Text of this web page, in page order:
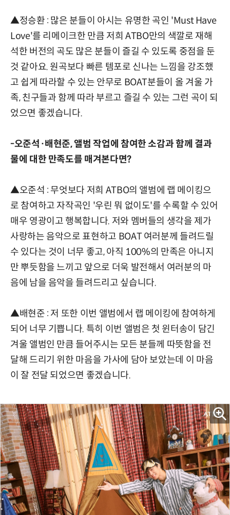
▲정승환 : 많은 분들이 아시는 유명한 곡인 'Must Have
Love'를 리메이크한 만큼 저희 ATBO만의 색깔로 재해
석한 버전의 곡도 많은 분들이 즐길 수 있도록 중점을 둔
것 같아요. 원곡보다 빠른 템포로 신나는 느낌을 강조했
고 쉽게 따라할 수 있는 안무로 BOAT분들이 올 겨울 가
족, 친구들과 함께 따라 부르고 즐길 수 있는 그런 곡이 되
었으면 좋겠습니다.
-오준석·배현준, 앨범 작업에 참여한 소감과 함께 결과
물에 대한 만족도를 매겨본다면?
▲오준석 : 무엇보다 저희 ATBO의 앨범에 랩 메이킹으
로 참여하고 자작곡인 '우린 뭐 없이도'를 수록할 수 있어
매우 영광이고 행복합니다. 저와 멤버들의 생각을 제가
사랑하는 음악으로 표현하고 BOAT 여러분께 들려드릴
수 있다는 것이 너무 좋고, 아직 100%의 만족은 아니지
만 뿌듯함을 느끼고 앞으로 더욱 발전해서 여러분의 마
음에 남을 음악을 들려드리고 싶습니다.
▲배현준 : 저 또한 이번 앨범에서 랩 메이킹에 참여하게
되어 너무 기쁩니다. 특히 이번 앨범은 첫 윈터송이 담긴
겨울 앨범인 만큼 들어주시는 모든 분들께 따뜻함을 전
달해 드리기 위한 마음을 가사에 담아 보았는데 이 마음
이 잘 전달 되었으면 좋겠습니다.